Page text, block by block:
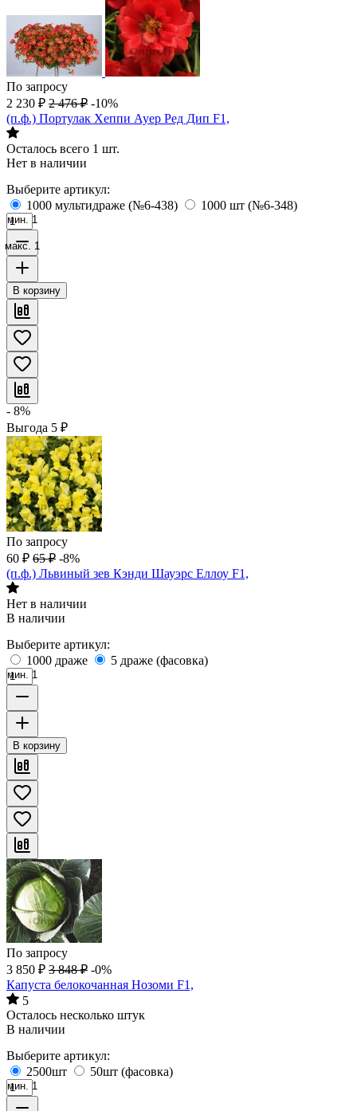
По запросу
2 230 ₽ 2 476 ₽ -10%
(п.ф.) Портулак Хеппи Ауер Ред Дип F1,
Осталось всего 1 шт.
Нет в наличии
Выберите артикул:
1000 мультидраже (№6-438)
1000 шт (№6-348)
мин. 1
макс. 1
В корзину
- 8%
Выгода 5 ₽
По запросу
60 ₽ 65 ₽ -8%
(п.ф.) Львиный зев Кэнди Шауэрс Еллоу F1,
Нет в наличии
В наличии
Выберите артикул:
1000 драже
5 драже (фасовка)
мин. 1
В корзину
По запросу
3 850 ₽ 3 848 ₽ -0%
Капуста белокочанная Нозоми F1,
5
Осталось несколько штук
В наличии
Выберите артикул:
2500шт
50шт (фасовка)
мин. 1